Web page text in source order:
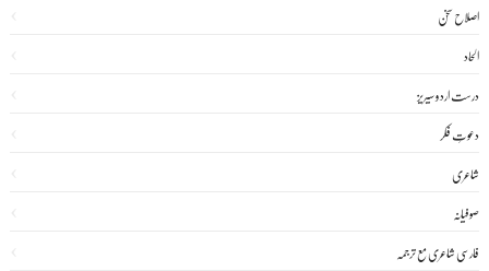
اصلاح سخن
الحاد
درست اردو سیریز
دعوتِ فکر
شاعری
صوفیانہ
فارسی شاعری مع ترجمہ